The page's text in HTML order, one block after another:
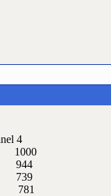
4
1000
944
739
781